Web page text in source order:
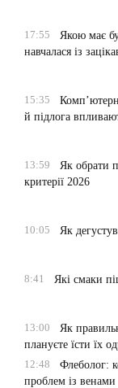
17:55
Якою має
навчалася із
15:35
й підлога
13:59
Як обрати
критерії 2026
10:05
Як
8:41
Які смаки
13:00
Як
плануєте їсти їх
12:48
Флеболог:
проблем із венами